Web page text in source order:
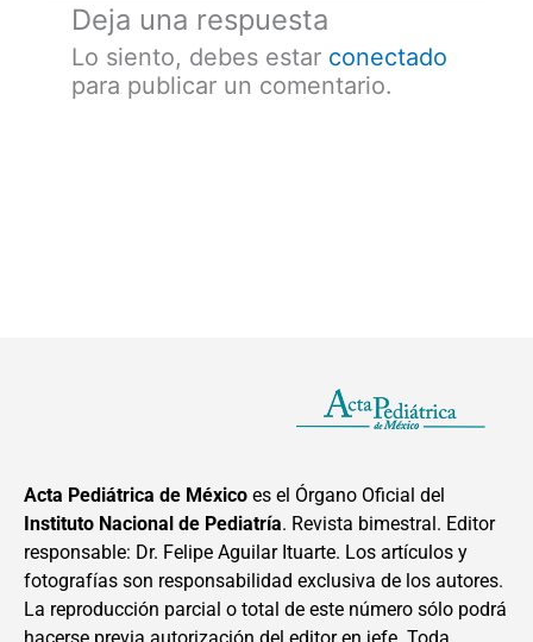
Deja una respuesta
Lo siento, debes estar conectado
para publicar un comentario.
Acta Pediátrica de México es el Órgano Oficial del
Instituto Nacional de Pediatría. Revista bimestral. Editor
responsable: Dr. Felipe Aguilar Ituarte. Los artículos y
fotografías son responsabilidad exclusiva de los autores.
La reproducción parcial o total de este número sólo podrá